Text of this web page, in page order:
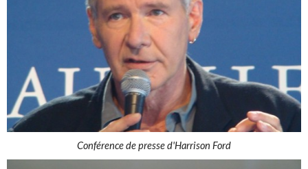
Conférence de presse d'Harrison Ford